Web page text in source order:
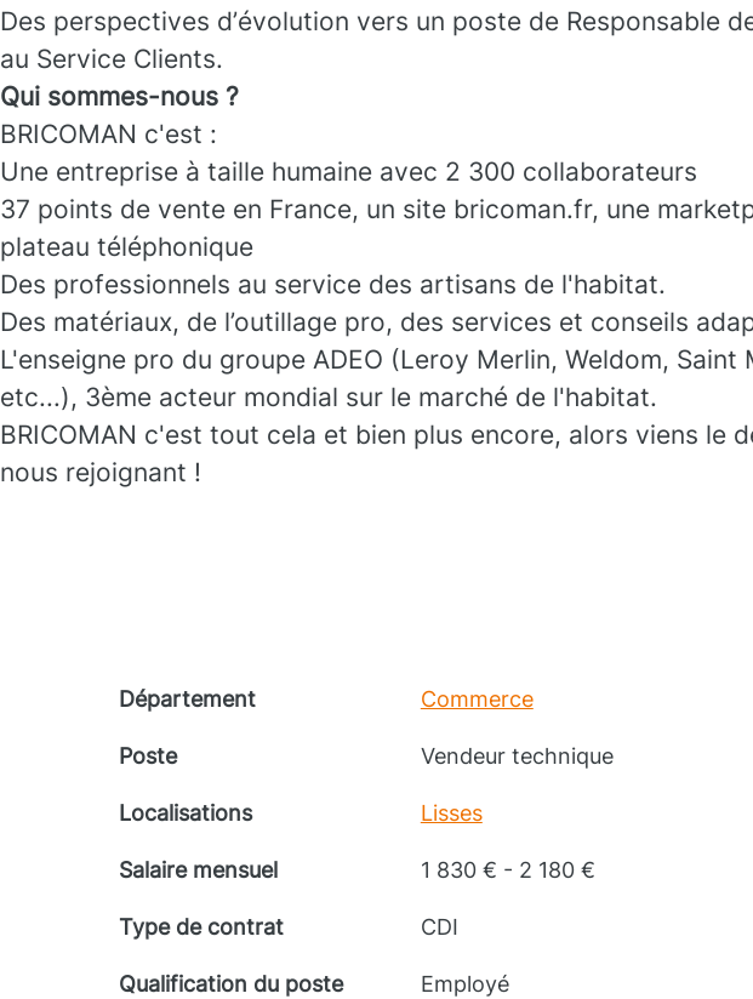
Des perspectives d’évolution vers un poste de Responsable
au Service Clients.
Qui sommes-nous ?
BRICOMAN c'est :
Une entreprise à taille humaine avec 2 300 collaborateurs
37 points de vente en France, un site bricoman.fr, une
plateau téléphonique
Des professionnels au service des artisans de l'habitat.
Des matériaux, de l’outillage pro, des services et conseils
L'enseigne pro du groupe ADEO (Leroy Merlin, Weldom, Saint
etc...), 3ème acteur mondial sur le marché de l'habitat.
BRICOMAN c'est tout cela et bien plus encore, alors viens le
nous rejoignant !
Département Commerce
Poste Vendeur technique
Localisations Lisses
Salaire mensuel 1 830 € - 2 180 €
Type de contrat CDI
Qualification du poste Employé